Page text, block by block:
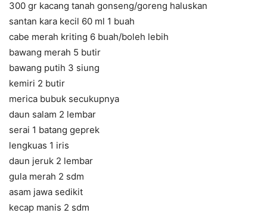
300 gr kacang tanah gonseng/goreng haluskan
santan kara kecil 60 ml 1 buah
cabe merah kriting 6 buah/boleh lebih
bawang merah 5 butir
bawang putih 3 siung
kemiri 2 butir
merica bubuk secukupnya
daun salam 2 lembar
serai 1 batang geprek
lengkuas 1 iris
daun jeruk 2 lembar
gula merah 2 sdm
asam jawa sedikit
kecap manis 2 sdm